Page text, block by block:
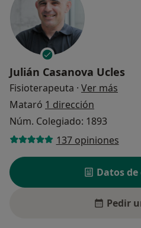
Julián Casanova Ucles
Fisioterapeuta · Ver más
Mataró 1 dirección
Núm. Colegiado: 1893
137 opiniones
Datos
Pedir